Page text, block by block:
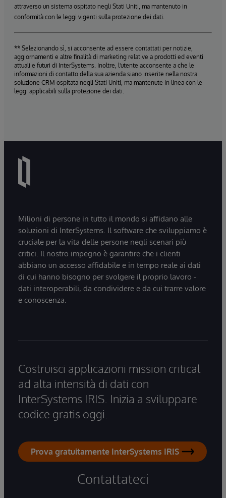
attraverso un sistema ospitato negli Stati Uniti, ma mantenuto in
conformità con le leggi vigenti sulla protezione dei dati.
** Selezionando sì, si acconsente ad essere contattati per notizie,
aggiornamenti e altre finalità di marketing relative a prodotti ed eventi
attuali e futuri di InterSystems. Inoltre, l'utente acconsente a che le
informazioni di contatto della sua azienda siano inserite nella nostra
soluzione CRM ospitata negli Stati Uniti, ma mantenute in linea con le
leggi applicabili sulla protezione dei dati.
Milioni di persone in tutto il mondo si affidano alle
soluzioni di InterSystems. Il software che sviluppiamo è
cruciale per la vita delle persone negli scenari più
critici. Il nostro impegno è garantire che i clienti
abbiano un accesso affidabile e in tempo reale ai dati
di cui hanno bisogno per svolgere il proprio lavoro -
dati interoperabili, da condividere e da cui trarre valore
e conoscenza.
Costruisci applicazioni mission critical
ad alta intensità di dati con
InterSystems IRIS. Inizia a sviluppare
codice gratis oggi.
Prova gratuitamente InterSystems IRIS
Contattateci